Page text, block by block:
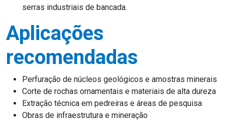
serras industriais de bancada.
Aplicações
recomendadas
Perfuração de núcleos geológicos e amostras minerais
Corte de rochas ornamentais e materiais de alta dureza
Extração técnica em pedreiras e áreas de pesquisa
Obras de infraestrutura e mineração